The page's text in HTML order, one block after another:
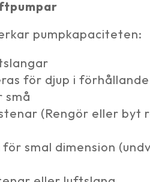
pumpkapaciteten:
för djup i
små
(Rengör eller byt
smal dimension